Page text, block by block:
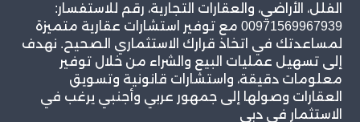
الفلل، الأراضي، والعقارات التجارية، رقم للاستفسار:
00971569967939 مع توفير استشارات عقارية متميزة
لمساعدتك في اتخاذ قرارك الاستثماري الصحيح. نهدف
إلى تسهيل عمليات البيع والشراء من خلال توفير
معلومات دقيقة، واستشارات قانونية وتسويق
العقارات وصولها إلى جمهور عربي وأجنبي يرغب في
الاستثمار في دبي